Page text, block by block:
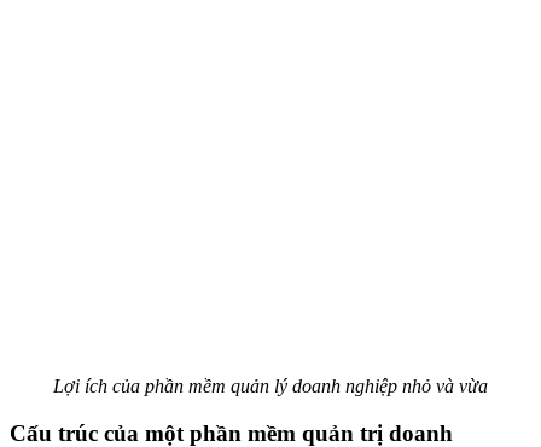
Lợi ích của phần mềm quản lý doanh nghiệp nhỏ và vừa
Cấu trúc của một phần mềm quản trị doanh